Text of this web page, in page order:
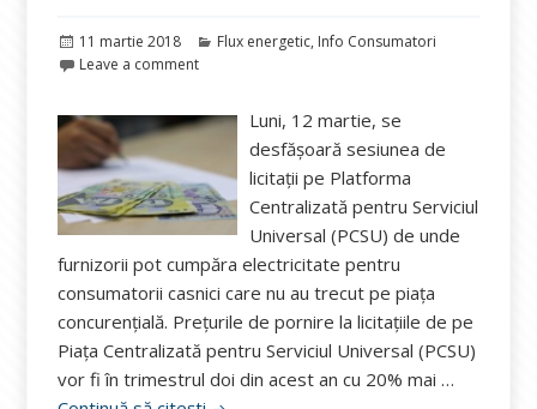
Publicat
pe
11 martie 2018 Categorii
Flux energetic, Info Consumatori
Leave a comment
Luni, 12 martie, se
desfășoară sesiunea de
licitaţii pe Platforma
Centralizată pentru Serviciul
Universal (PCSU) de unde
furnizorii pot cumpăra electricitate pentru
consumatorii casnici care nu au trecut pe piaţa
concurenţială. Preţurile de pornire la licitaţiile de pe
Piaţa Centralizată pentru Serviciul Universal (PCSU)
vor fi în trimestrul doi din acest an cu 20% mai …